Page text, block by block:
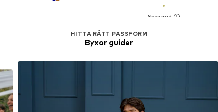
HITTA RÄTT PASSFORM
Byxor guider